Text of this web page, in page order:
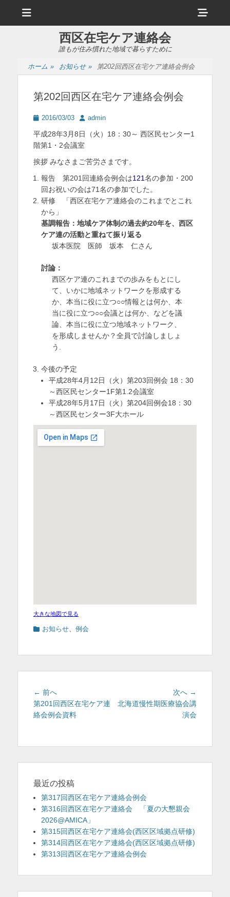
ュ
ヘ
ッ
サ
西区在宅ケア連絡会
誰もが住み慣れた地域で暮らすために
ホーム » お知らせ » 第202回西区在宅ケア連絡会例会
第202回西区在宅ケア連絡会例会
投
日
2016/03/03
投
者
admin
平成28年3月8日（火）18：30～ 西区民センター1
階第1・2会議室
挨拶 みなさまご苦労さまです。
報告 第201回連絡会例会は121名の参加・200
回お祝いの会は71名の参加でした。
研修 「西区在宅ケア連絡会のこれまでとこれ
から」
基調報告：地域ケア体制の過去約20年を、西区
ケア連の活動と重ねて振り返る
坂本医院 医師 坂本 仁さん
討論：
西区ケア連のこれまでの歩みをもとにし
て、いかに地域ネットワークを形成する
か、本当に役に立つ○○情報とは何か、本
当に役に立つ○○会議とは何か、などを議
論、本当に役に立つ地域ネットワーク、
を形成しませんか？全員で討論しましょ
う.
今後の予定
平成28年4月12日（火）第203回例会 18：30
～西区民センター1F第1.2会議室
平成28年5月17日（火）第204回例会18：30
～西区民センター3F大ホール
大きな地図で見る
カ お知らせ、 例会
投
稿
ナ
シ
ョ
ン
← 前へ
の
投
第201回西区在宅ケア連
絡会例会資料
次へ →
投
北海道慢性期医療協会講
演会
最近の投稿
第317回西区在宅ケア連絡会例会
第316回西区在宅ケア連絡会 「夏の大懇親会
2026@AMICA」
第315回西区在宅ケア連絡会(西区区域拠点研修)
第314回西区在宅ケア連絡会(西区区域拠点研修)
第313回西区在宅ケア連絡会例会